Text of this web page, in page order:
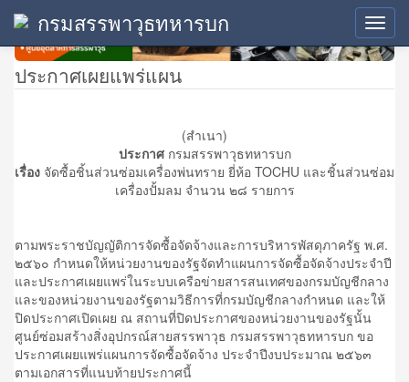
กรมสรรพาวุธทหารบก
ประกาศเผยแพร่แผน
(สำเนา)
ประกาศกรมสรรพาวุธทหารบก
เรื่อง จัดซื้อชิ้นส่วนซ่อมเครื่องพ่นทราย ยี่ห้อ TOCHU และชิ้นส่วนซ่อม
เครื่องปั้มลม จำนวน ๒๘ รายการ
ตามพระราชบัญญัติการจัดซื้อจัดจ้างและการบริหารพัสดุภาครัฐ พ.ศ.
๒๕๖๐ กำหนดให้หน่วยงานของรัฐจัดทำแผนการจัดซื้อจัดจ้างประจำปี
และประกาศเผยแพร่ในระบบเครือข่ายสารสนเทศของกรมบัญชีกลาง
และของหน่วยงานของรัฐตามวิธีการที่กรมบัญชีกลางกำหนด และให้
ปิดประกาศเปิดเผย ณ สถานที่ปิดประกาศของหน่วยงานของรัฐนั้น
ศูนย์ซ่อมสร้างสิ่งอุปกรณ์สายสรรพาวุธ กรมสรรพาวุธทหารบก ขอ
ประกาศเผยแพร่แผนการจัดซื้อจัดจ้าง ประจำปีงบประมาณ ๒๕๖๓
ตามเอกสารที่แนบท้ายประกาศนี้